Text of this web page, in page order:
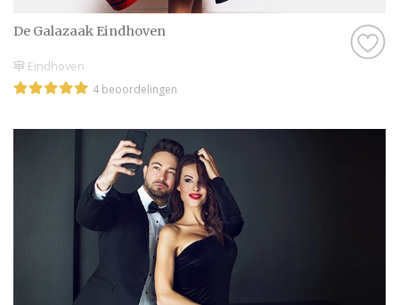
De Galazaak Eindhoven
Eindhoven
4 beoordelingen